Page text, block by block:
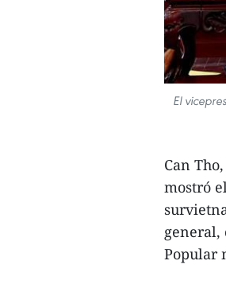
El
Can
mostró
general,
Popular